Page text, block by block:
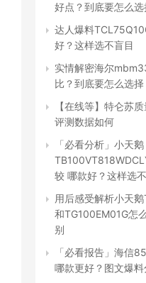
好点？到底要怎么选
达人爆料
好？这样选不盲目
实情解密海尔
比？到底要怎么选择
【在线等】特仑苏
评测数据如何
「必看分析」小天鹅
较 哪款好？这样选
用后感受解析小天
和TG100EM01G怎
别
「必看报告」海信
哪款更好？图文爆